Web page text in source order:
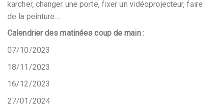
karcher, changer une porte, fixer un vidéoprojecteur, faire
de la peinture….
Calendrier des matinées coup de main :
07/10/2023
18/11/2023
16/12/2023
27/01/2024